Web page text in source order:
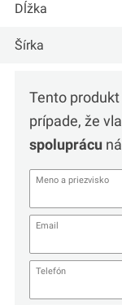
Dĺžka
Šírka
Tento
prípade, že
spoluprácu